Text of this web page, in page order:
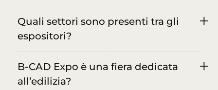
Quali settori sono presenti tra gli
espositori?
B-CAD Expo è una fiera dedicata
all’edilizia?